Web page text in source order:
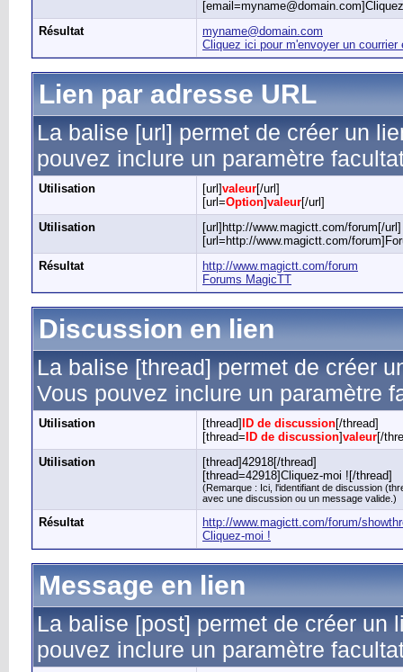
Résultat
myname@domain.com
Cliquez ici pour m'envoyer un courrier
Lien par adresse URL
La balise [url] permet de créer un
pouvez inclure un paramètre
Utilisation [url]valeur[/url]
[url=Option]valeur[/url]
Utilisation
[url]http://www.magictt.com/forum[/url]
[url=http://www.magictt.com/
Résultat
http://www.magictt.com/forum
Forums MagicTT
Discussion en lien
La balise [thread] permet de créer
Vous pouvez inclure un paramètre
Utilisation [thread] ID de discussion[/thread]
[thread= ID de discussion]valeur[/
Utilisation
[thread]42918[/thread]
[thread=42918]Cliquez-moi ![/thread]
(Remarque : Ici, l'identifiant de discussion
avec une discussion ou un message valide.)
Résultat
http://www.magictt.com/forum/
Cliquez-moi !
Message en lien
La balise [post] permet de créer un
pouvez inclure un paramètre